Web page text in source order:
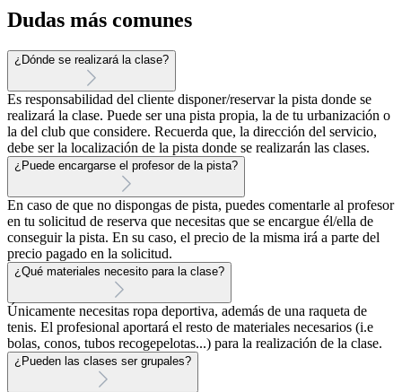
Dudas más comunes
¿Dónde se realizará la clase?
Es responsabilidad del cliente disponer/reservar la pista donde se
realizará la clase. Puede ser una pista propia, la de tu urbanización o
la del club que considere. Recuerda que, la dirección del servicio,
debe ser la localización de la pista donde se realizarán las clases.
¿Puede encargarse el profesor de la pista?
En caso de que no dispongas de pista, puedes comentarle al profesor
en tu solicitud de reserva que necesitas que se encargue él/ella de
conseguir la pista. En su caso, el precio de la misma irá a parte del
precio pagado en la solicitud.
¿Qué materiales necesito para la clase?
Únicamente necesitas ropa deportiva, además de una raqueta de
tenis. El profesional aportará el resto de materiales necesarios (i.e
bolas, conos, tubos recogepelotas...) para la realización de la clase.
¿Pueden las clases ser grupales?